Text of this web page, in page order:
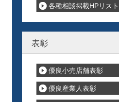
各種相談掲載HPリスト
表彰
優良小売店舗表彰
優良産業人表彰